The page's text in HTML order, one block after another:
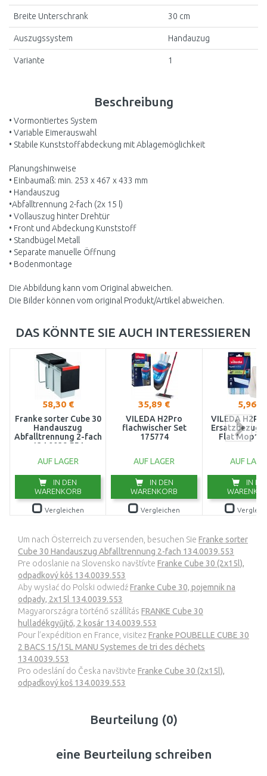
Beschreibung
• Vormontiertes System
• Variable Eimerauswahl
• Stabile Kunststoffabdeckung mit Ablagemöglichkeit
Planungshinweise
• Einbaumaß: min. 253 x 467 x 433 mm
• Handauszug
•Abfalltrennung 2-fach (2x 15 l)
• Vollauszug hinter Drehtür
• Front und Abdeckung Kunststoff
• Standbügel Metall
• Separate manuelle Öffnung
• Bodenmontage
Die Abbildung kann vom Original abweichen.
Die Bilder können vom original Produkt/Artikel abweichen.
Breite Unterschrank 30 cm
Auszugssystem Handauzug
Variante 1
DAS KÖNNTE SIE AUCH INTERESSIEREN
58,30 €
Franke sorter Cube 30
Handauszug
Abfalltrennung 2-fach
134.0039.554
AUF LAGER
IN DEN
WARENKORB
Vergleichen
35,89 €
VILEDA H2Pro
flachwischer Set
175774
AUF LAGER
IN DEN
WARENKORB
Vergleichen
5,96 €
VILEDA
Ersatzbezug
Flat
AUF
IN
Um nach Österreich zu versenden, besuchen Sie Franke sorter
Cube 30 Handauszug Abfalltrennung 2-fach 134.0039.553
Pre odoslanie na Slovensko navštívte Franke Cube 30 (2x15l),
odpadkový kôš 134.0039.553
Aby wysłać do Polski odwiedźFranke Cube 30, pojemnik na
odpady, 2x15l 134.0039.553
Magyarországra történő szállítás FRANKE Cube 30
hulladékgyűjtő, 2 kosár 134.0039.553
Pour l’expédition en France, visitez Franke POUBELLE CUBE 30
2 BACS 15/15L MANU Systemes de tri des déchets
134.0039.553
Pro odeslání do Česka navštivte Franke Cube 30 (2x15l),
odpadkový koš 134.0039.553
Beurteilung (0)
eine Beurteilung schreiben